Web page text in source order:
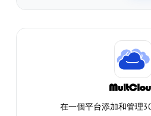
在一個平台添加和管理